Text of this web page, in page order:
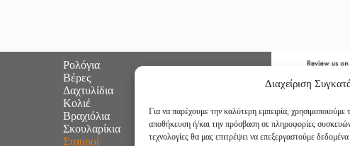
Διαχείριση
Για να παρέχουμε την καλύτερη εμπειρία, χρησιμοποιούμε
αποθήκευση ή/και την πρόσβαση σε πληροφορίες
τεχνολογίες θα μας επιτρέψει να επεξεργαστούμε
Ρολόγια
Βέρες
Δαχτυλίδια
Κολιέ
Βραχιόλια
Σκουλαρίκια
Σταυροί